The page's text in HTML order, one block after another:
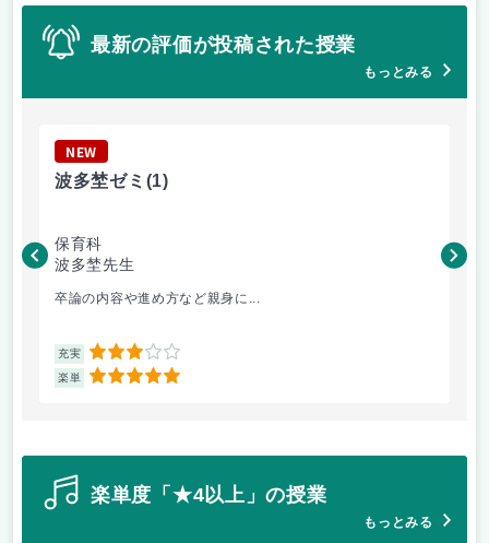
最新の評価が投稿された授業
もっとみる
NEW
波多埜ゼミ (1)
保育科
波多埜先生
卒論の内容や進め方など親身に...
充実 3
楽単 5
神
楽単度「★4以上」の授業
もっとみる